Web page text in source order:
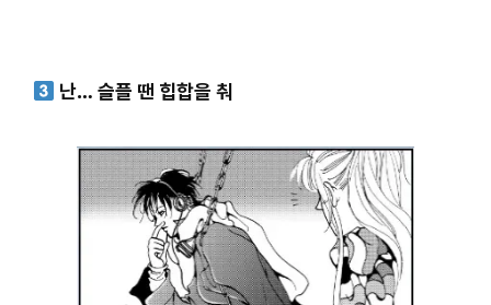
난… 슬플 땐 힙합을 춰